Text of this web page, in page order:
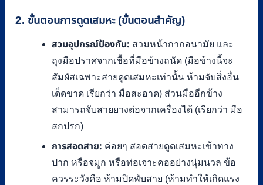
2. ขั้นตอนการดูดเสมหะ (ขั้นตอนสำคัญ)
สวมอุปกรณ์ป้องกัน: สวมหน้ากากอนามัย และ
ถุงมือปราศจากเชื้อที่มือข้างถนัด (มือข้างนี้จะ
สัมผัสเฉพาะสายดูดเสมหะเท่านั้น ห้ามจับสิ่งอื่น
เด็ดขาด เรียกว่า มือสะอาด) ส่วนมืออีกข้าง
สามารถจับสายยางต่อจากเครื่องได้ (เรียกว่า มือ
สกปรก)
การสอดสาย: ค่อยๆ สอดสายดูดเสมหะเข้าทาง
ปาก หรือจมูก หรือท่อเจาะคออย่างนุ่มนวล ข้อ
ควรระวังคือ ห้ามปิดพับสาย (ห้ามทำให้เกิดแรง